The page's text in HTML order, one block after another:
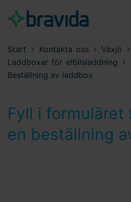
Start Kontakta oss
Växjö
Laddboxar för elbilsladdning
Beställning av laddbox
Fyll i formuläret
en beställning